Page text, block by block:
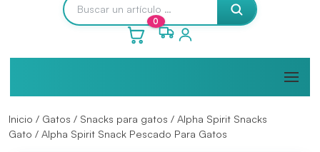
0
Inicio / Gatos / Snacks para gatos / Alpha Spirit Snacks
Gato / Alpha Spirit Snack Pescado Para Gatos